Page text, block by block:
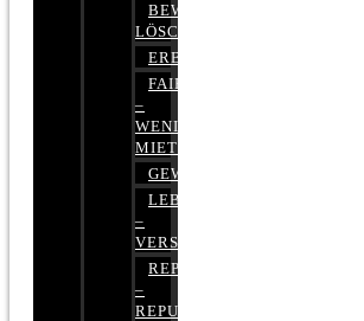
BEWERTUNGEN
LÖSCHEN
ERBRECHT
FAIRMIETEN
–
WENIGER
MIETE
GEWERBERECHT
LEBENSVERSICHERUNG
–
VERSICHERUNGSRECHT
REPUTATIONSRECHT
–
REPUTATIONSMANAGEMENT